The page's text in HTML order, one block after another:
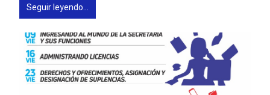
Seguir leyendo...